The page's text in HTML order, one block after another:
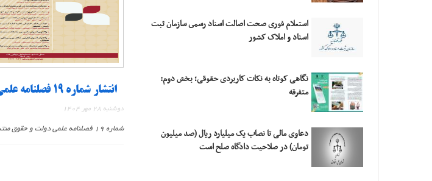
انتشار شماره ۱۹ فصلنامه علمی دولت و حقوق
دوشنبه 28 مهر 1404
شماره ۱۹ فصلنامه علمی دولت و حقوق منتشر شد
استعلام فورى صحت اصالت اسناد رسمى سازمان ثبت
اسناد و املاک کشور
نگاهی کوتاه به نکات کاربردی حقوقی؛ بخش دوم:
متفرقه
دعاوی مالی تا نصاب یک میلیارد ریال (صد میلیون
تومان) در صلاحیت دادگاه صلح است